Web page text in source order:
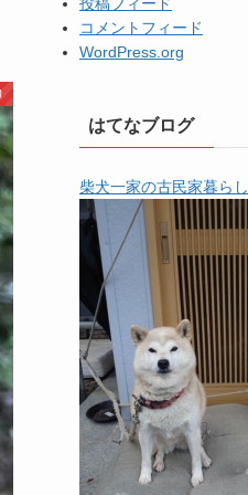
コメントフィード
WordPress.org
はてなブログ
柴犬一家の古民家暮らし